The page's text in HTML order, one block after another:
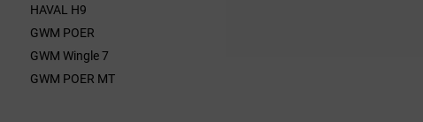
HAVAL H9
GWM POER
GWM Wingle 7
GWM POER MT